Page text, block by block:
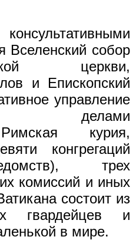
Вселенский собор
церкви,
и Епископский
управление
делами
курия,
конгрегаций
трех
комиссий и иных
состоит из
гвардейцев и
в мире.